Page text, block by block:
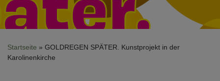
Startseite
GOLDREGEN SPÄTER. Kunstprojekt in der
Karolinenkirche